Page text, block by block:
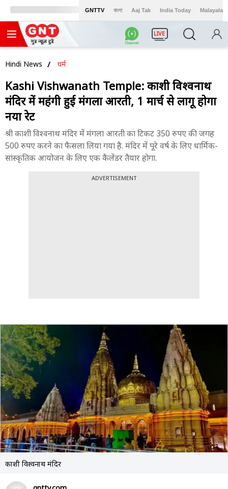
GNTTV বাংলা Aaj Tak India Today Malayalam
LIVE
Hindi News धर्म
Kashi Vishwanath Temple: काशी विश्वनाथ
मंदिर में महंगी हुई मंगला आरती, 1 मार्च से लागू होगा
नया रेट
श्री काशी विश्वनाथ मंदिर में मंगला आरती का टिकट 350 रुपए की जगह
500 रुपए करने का फैसला लिया गया है. मंदिर में पूरे वर्ष के लिए धार्मिक-
सांस्कृतिक आयोजन के लिए एक कैलेंडर तैयार होगा.
ADVERTISEMENT
काशी विश्वनाथ मंदिर